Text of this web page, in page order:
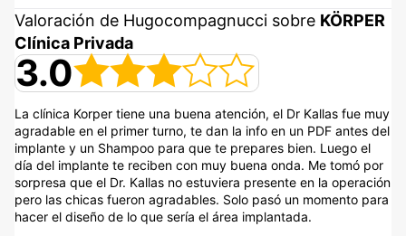
Valoración de Hugocompagnucci sobre KÖRPER
Clínica Privada
3.0
La clínica Korper tiene una buena atención, el Dr Kallas fue muy
agradable en el primer turno, te dan la info en un PDF antes del
implante y un Shampoo para que te prepares bien. Luego el
día del implante te reciben con muy buena onda. Me tomó por
sorpresa que el Dr. Kallas no estuviera presente en la operación
pero las chicas fueron agradables. Solo pasó un momento para
hacer el diseño de lo que sería el área implantada.